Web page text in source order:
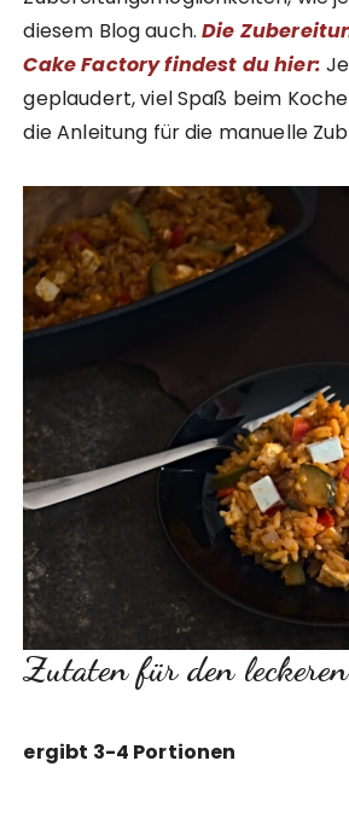
diesem Blog auch.Die
Cake Factory findest du hier:
geplaudert, viel Spaß beim
die Anleitung für die manuelle
Zutaten für den
ergibt 3-4 Portionen